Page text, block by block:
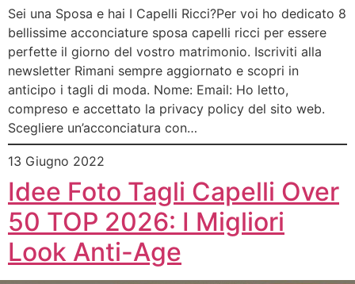
Sei una Sposa e hai I Capelli Ricci?Per voi ho dedicato 8
bellissime acconciature sposa capelli ricci per essere
perfette il giorno del vostro matrimonio. Iscriviti alla
newsletter Rimani sempre aggiornato e scopri in
anticipo i tagli di moda. Nome: Email: Ho letto,
compreso e accettato la privacy policy del sito web.
Scegliere un’acconciatura con…
13 Giugno 2022
Idee Foto Tagli Capelli Over
50 TOP 2026: I Migliori
Look Anti-Age